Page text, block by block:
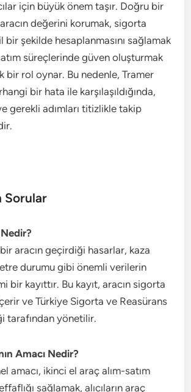
için büyük önem taşır. Doğru bir
değerini korumak, sigorta
bir şekilde hesaplanmasını sağlamak
süreçlerinde güven oluşturmak
bir rol oynar. Bu nedenle, Tramer
bir hata ile karşılaşıldığında,
gerekli adımları titizlikle takip
Sorular
aracın geçirdiği hasarlar, kaza
durumu gibi önemli verilerin
bir kayıttır. Bu kayıt, aracın sigorta
ve Türkiye Sigorta ve Reasürans
tarafından yönetilir.
Amacı Nedir?
amacı, ikinci el araç alım-satım
sağlamak, alıcıların araç